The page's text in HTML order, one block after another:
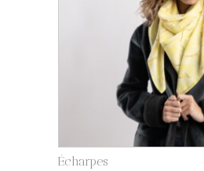
Écharpes